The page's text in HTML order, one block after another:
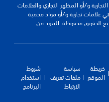
و/أو المظهر التجاري والعلامات
علامات تجارية و/أو مواد محمية
الحقوق محفوظة. المزيد من
خريطة
الموقع
سياسة
ملفات تعريف
الارتباط
شروط
استخدام
البرنامج